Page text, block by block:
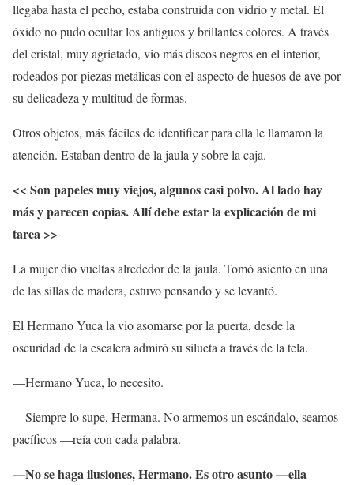
llegaba hasta el pecho, estaba construida con vidrio y metal. El
óxido no pudo ocultar los antiguos y brillantes colores. A través
del cristal, muy agrietado, vio más discos negros en el interior,
rodeados por piezas metálicas con el aspecto de huesos de ave por
su delicadeza y multitud de formas.
Otros objetos, más fáciles de identificar para ella le llamaron la
atención. Estaban dentro de la jaula y sobre la caja.
<< Son papeles muy viejos, algunos casi polvo. Al lado hay
más y parecen copias. Allí debe estar la explicación de mi
tarea >>
La mujer dio vueltas alrededor de la jaula. Tomó asiento en una
de las sillas de madera, estuvo pensando y se levantó.
El Hermano Yuca la vio asomarse por la puerta, desde la
oscuridad de la escalera admiró su silueta a través de la tela.
—Hermano Yuca, lo necesito.
—Siempre lo supe, Hermana. No armemos un escándalo, seamos
pacíficos —reía con cada palabra.
—No se haga ilusiones, Hermano. Es otro asunto —ella